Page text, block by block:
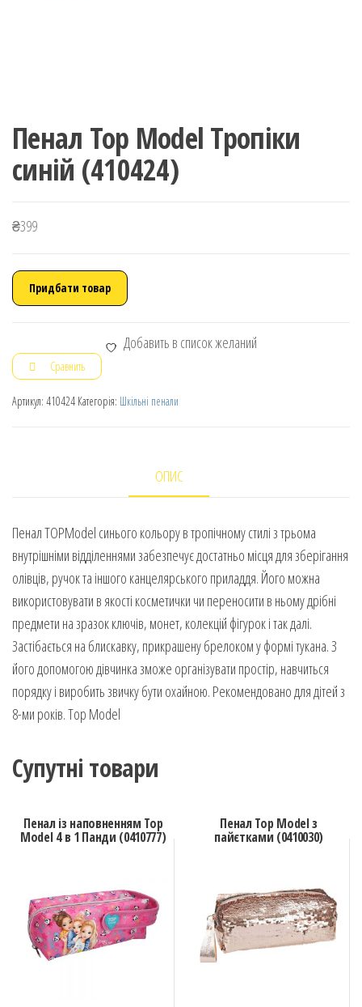
Пенал Top Model Тропіки
синій (410424)
₴399
Придбати товар
Добавить в список желаний
Сравнить
Артикул: 410424 Категорія: Шкільні пенали
ОПИС
Пенал TOPModel синього кольору в тропічному стилі з трьома
внутрішніми відділеннями забезпечує достатньо місця для зберігання
олівців, ручок та іншого канцелярського приладдя. Його можна
використовувати в якості косметички чи переносити в ньому дрібні
предмети на зразок ключів, монет, колекцій фігурок і так далі.
Застібається на блискавку, прикрашену брелоком у формі тукана. З
його допомогою дівчинка зможе організувати простір, навчиться
порядку і виробить звичку бути охайною. Рекомендовано для дітей з
8-ми років. Top Model
Супутні товари
Пенал із наповненням Top
Model 4 в 1 Панди (0410777)
Пенал Top Model з
пайєтками (0410030)